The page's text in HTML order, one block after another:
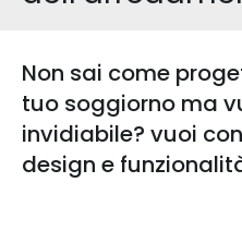
Non sai come
tuo soggiorno ma
invidiabile? vuoi
design e